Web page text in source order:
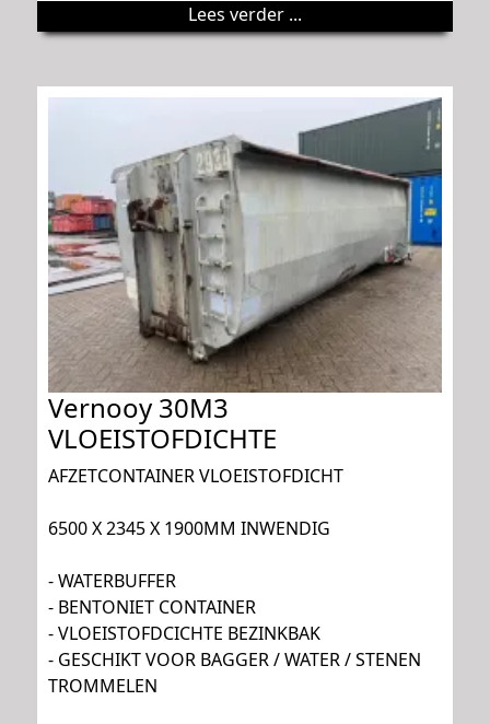
Lees verder ...
Vernooy 30M3
VLOEISTOFDICHTE
AFZETCONTAINER VLOEISTOFDICHT
6500 X 2345 X 1900MM INWENDIG
- WATERBUFFER
- BENTONIET CONTAINER
- VLOEISTOFDCICHTE BEZINKBAK
- GESCHIKT VOOR BAGGER / WATER / STENEN
TROMMELEN